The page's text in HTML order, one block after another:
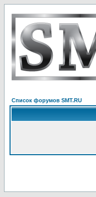
Список форумов SMT.RU